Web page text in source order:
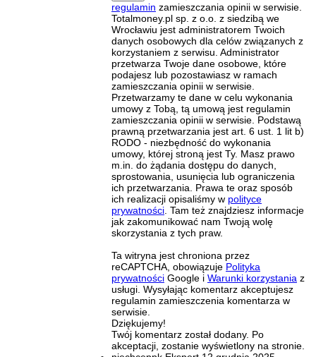
regulamin zamieszczania opinii w serwisie.
Totalmoney.pl sp. z o.o. z siedzibą we
Wrocławiu jest administratorem Twoich
danych osobowych dla celów związanych z
korzystaniem z serwisu. Administrator
przetwarza Twoje dane osobowe, które
podajesz lub pozostawiasz w ramach
zamieszczania opinii w serwisie.
Przetwarzamy te dane w celu wykonania
umowy z Tobą, tą umową jest regulamin
zamieszczania opinii w serwisie. Podstawą
prawną przetwarzania jest art. 6 ust. 1 lit b)
RODO - niezbędność do wykonania
umowy, której stroną jest Ty. Masz prawo
m.in. do żądania dostępu do danych,
sprostowania, usunięcia lub ograniczenia
ich przetwarzania. Prawa te oraz sposób
ich realizacji opisaliśmy w polityce
prywatności . Tam też znajdziesz informacje
jak zakomunikować nam Twoją wolę
skorzystania z tych praw.
Ta witryna jest chroniona przez
reCAPTCHA, obowiązuje Polityka
prywatności Google i Warunki korzystania z
usługi. Wysyłając komentarz akceptujesz
regulamin zamieszczenia komentarza w
serwisie.
Dziękujemy!
Twój komentarz został dodany. Po
akceptacji, zostanie wyświetlony na stronie.